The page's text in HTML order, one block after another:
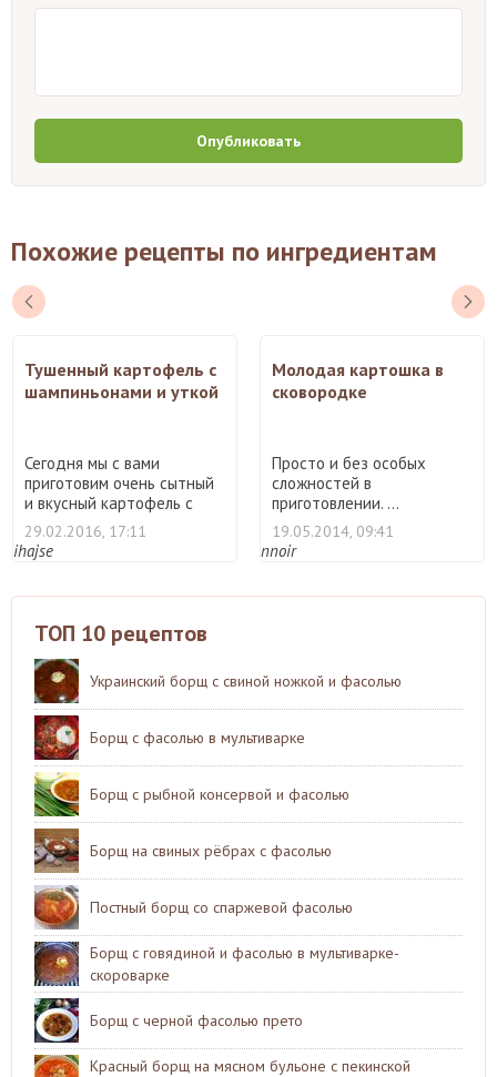
Опубликовать
Похожие рецепты по ингредиентам
Тушенный картофель с
шампиньонами и уткой
Сегодня мы с вами
приготовим очень сытный
и вкусный картофель с
шамп ...
29.02.2016, 17:11
ihajse
Молодая картошка в
сковородке
Просто и без особых
сложностей в
приготовлении. ...
19.05.2014, 09:41
nnoir
ТОП 10 рецептов
Украинский борщ с свиной ножкой и фасолью
Борщ с фасолью в мультиварке
Борщ с рыбной консервой и фасолью
Борщ на свиных рёбрах с фасолью
Постный борщ со спаржевой фасолью
Борщ с говядиной и фасолью в мультиварке-
скороварке
Борщ с черной фасолью прето
Красный борщ на мясном бульоне с пекинской